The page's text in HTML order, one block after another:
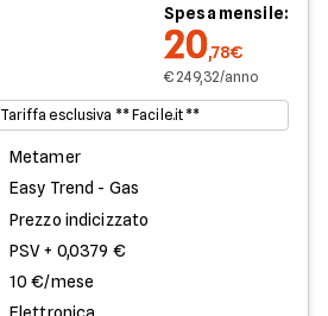
Spesa mensile:
20,78€
€ 249,32/anno
Tariffa esclusiva ** Facile.it **
Metamer
Easy Trend - Gas
Prezzo indicizzato
PSV + 0,0379 €
10 €/mese